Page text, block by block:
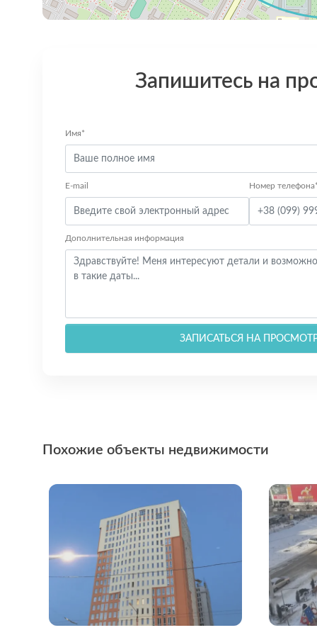
Запишитесь на
Имя*
E-mail Номер
Дополнительная информация
ЗАПИСАТЬСЯ НА
Похожие объекты недвижимости